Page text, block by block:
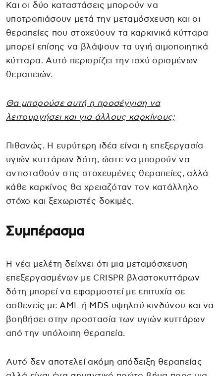
Και οι δύο καταστάσεις μπορούν να
υποτροπιάσουν μετά την μεταμόσχευση και οι
θεραπείες που στοχεύουν τα καρκινικά κύτταρα
μπορεί επίσης να βλάψουν τα υγιή αιμοποιητικά
κύτταρα. Αυτό περιορίζει την ισχύ ορισμένων
θεραπειών.
Θα μπορούσε αυτή η προσέγγιση να
λειτουργήσει και για άλλους καρκίνους;
Πιθανώς. Η ευρύτερη ιδέα είναι η επεξεργασία
υγιών κυττάρων δότη, ώστε να μπορούν να
αντισταθούν στις στοχευμένες θεραπείες, αλλά
κάθε καρκίνος θα χρειαζόταν τον κατάλληλο
στόχο και ξεχωριστές δοκιμές.
Συμπέρασμα
Η νέα μελέτη δείχνει ότι μια μεταμόσχευση
επεξεργασμένων με CRISPR βλαστοκυττάρων
δότη μπορεί να εφαρμοστεί με επιτυχία σε
ασθενείς με AML ή MDS υψηλού κινδύνου και να
βοηθήσει στην προστασία των υγιών κυττάρων
από την υπόλοιπη θεραπεία.
Αυτό δεν αποτελεί ακόμη απόδειξη θεραπείας